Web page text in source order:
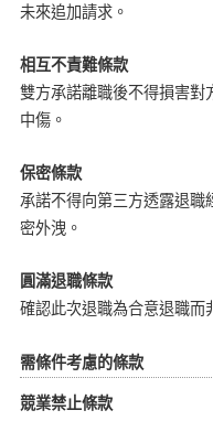
未來追加請求。
相互不責難條款
雙方承諾離職後不得損害對
中傷。
保密條款
承諾不得向第三方透露退職
密外洩。
圓滿退職條款
確認此次退職為合意退職而
需條件考慮的條款
競業禁止條款